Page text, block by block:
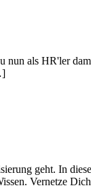
als HR'ler
geht. In
Vernetze